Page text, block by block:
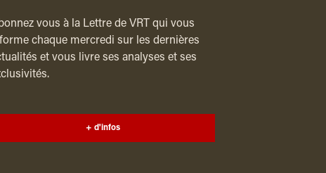
vous à la Lettre de VRT qui vous
chaque mercredi sur les dernières
et vous livre ses analyses et ses
+ d'infos